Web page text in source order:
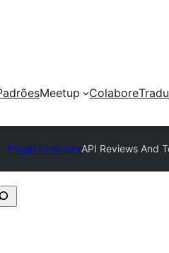
Meetup Colabore
Plugin DirectoryAPI Reviews And